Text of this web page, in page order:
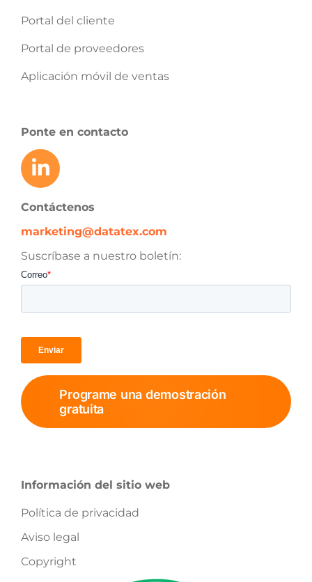
Portal del cliente
Portal de proveedores
Aplicación móvil de ventas
Ponte en contacto
Contáctenos
marketing@datatex.com
Suscríbase a nuestro boletín:
Programe una demostración
gratuita
Información del sitio web
Política de privacidad
Aviso legal
Copyright